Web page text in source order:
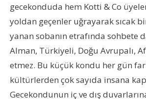
gecekonduda hem Kotti & Co
yoldan geçenler uğrayarak sıcak
yanan sobanın etrafında sohbete
Alman, Türkiyeli, Doğu Avrupalı,
etmez. Bu küçük kondu her gün
kültürlerden çok sayıda insana
Gecekondunun iç ve dış